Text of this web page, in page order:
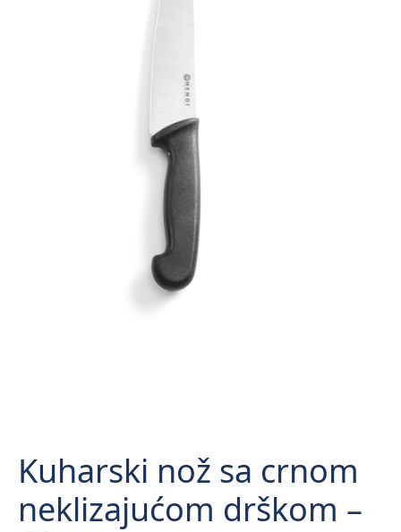
Kuharski nož sa crnom
neklizajućom drškom –